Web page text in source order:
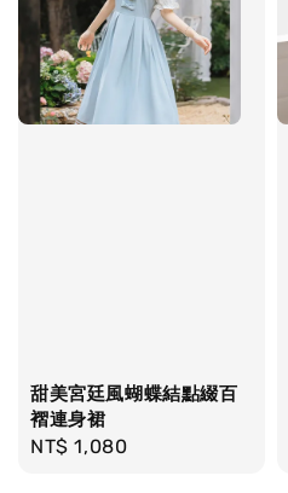
甜美宮廷風蝴蝶結點綴百
褶連身裙
Regular
NT$ 1,080